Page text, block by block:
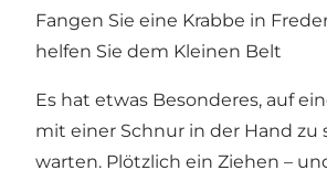
Fangen Sie eine Krabbe in
helfen Sie dem Kleinen Belt
Es hat etwas Besonderes, auf
mit einer Schnur in der Hand zu
warten. Plötzlich ein Ziehen –